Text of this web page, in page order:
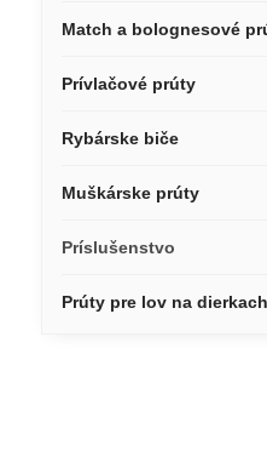
Match a bolognesové
Prívlačové prúty
Rybárske biče
Muškárske prúty
Príslušenstvo
Prúty pre lov na dierkach